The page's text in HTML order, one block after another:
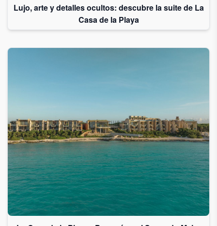
Lujo, arte y detalles ocultos: descubre la suite de La
Casa de la Playa